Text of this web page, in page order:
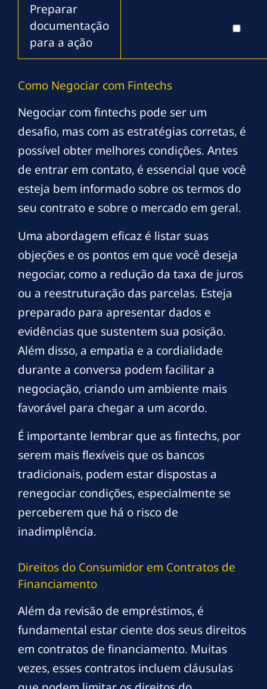
Preparar
documentação
para a ação
Como Negociar com Fintechs
Negociar com fintechs pode ser um
desafio, mas com as estratégias corretas, é
possível obter melhores condições. Antes
de entrar em contato, é essencial que você
esteja bem informado sobre os termos do
seu contrato e sobre o mercado em geral.
Uma abordagem eficaz é listar suas
objeções e os pontos em que você deseja
negociar, como a redução da taxa de juros
ou a reestruturação das parcelas. Esteja
preparado para apresentar dados e
evidências que sustentem sua posição.
Além disso, a empatia e a cordialidade
durante a conversa podem facilitar a
negociação, criando um ambiente mais
favorável para chegar a um acordo.
É importante lembrar que as fintechs, por
serem mais flexíveis que os bancos
tradicionais, podem estar dispostas a
renegociar condições, especialmente se
perceberem que há o risco de
inadimplência.
Direitos do Consumidor em Contratos de
Financiamento
Além da revisão de empréstimos, é
fundamental estar ciente dos seus direitos
em contratos de financiamento. Muitas
vezes, esses contratos incluem cláusulas